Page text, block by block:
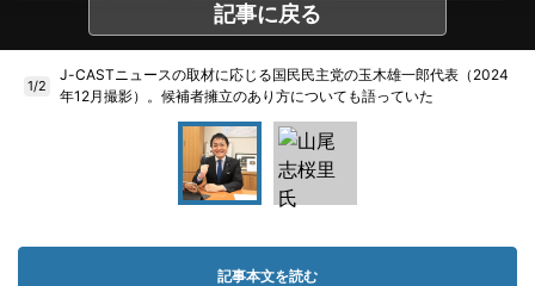
記事に戻る
1/2
J-CASTニュースの取材に応じる国民民主党の玉木雄一郎代表（2024
年12月撮影）。候補者擁立のあり方についても語っていた
記事本文を読む